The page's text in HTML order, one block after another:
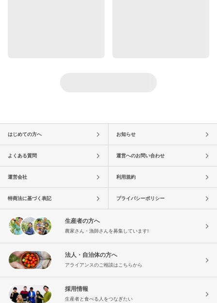
はじめての方へ お知らせ
よくある質問 運営へのお問い合わせ
運営会社 利用規約
特商法に基づく表記 プライバシーポリシー
生産者の方へ
農家さん・漁師さんを募集しています!
法人・自治体の方へ
アライアンスのご相談はこちらから
採用情報
生産者と食べる人をつなぎたい